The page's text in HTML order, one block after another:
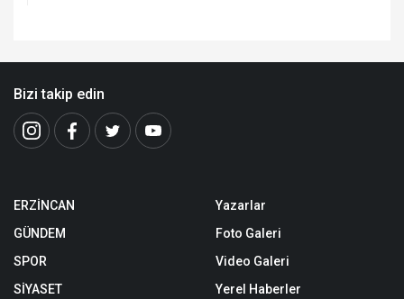
Bizi takip edin
ERZİNCAN
GÜNDEM
SPOR
SİYASET
Yazarlar
Foto Galeri
Video Galeri
Yerel Haberler